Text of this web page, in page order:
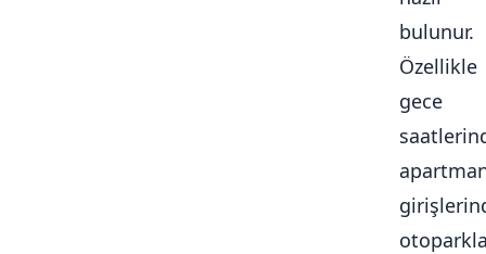
bulunur.
Özellikle
gece